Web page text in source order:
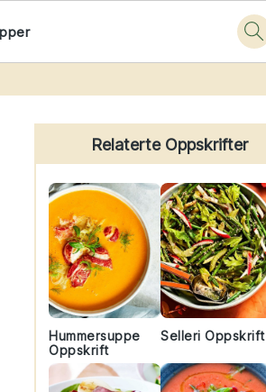
Primary
Sidebar
Relaterte Oppskrifter
Hummersuppe
Oppskrift
Selleri Oppskrift